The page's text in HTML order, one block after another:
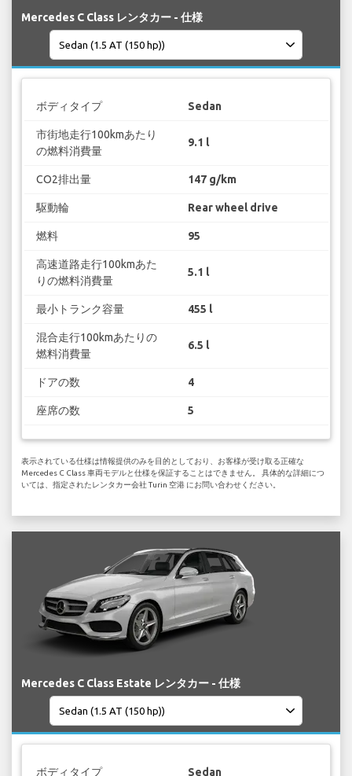
Mercedes C Class レンタカー - 仕様
ボディタイプ Sedan
市街地走行100kmあたり
の燃料消費量
9.1 l
CO2排出量 147 g/km
駆動輪 Rear wheel drive
燃料 95
高速道路走行100kmあた
りの燃料消費量
5.1 l
最小トランク容量 455 l
混合走行100kmあたりの
燃料消費量
6.5 l
ドアの数 4
座席の数 5
表示されている仕様は情報提供のみを目的としており、お客様が受け取る正確な
Mercedes C Class 車両モデルと仕様を保証することはできません。 具体的な詳細につ
いては、指定されたレンタカー会社 Turin 空港 にお問い合わせください。
Mercedes C Class Estate レンタカー - 仕様
ボディタイプ Sedan